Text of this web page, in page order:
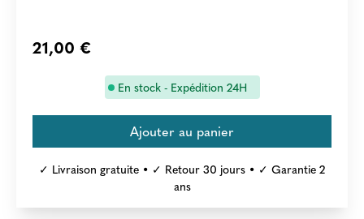
21,00 €
En stock - Expédition 24H
✓ Livraison gratuite • ✓ Retour 30 jours • ✓ Garantie 2
ans